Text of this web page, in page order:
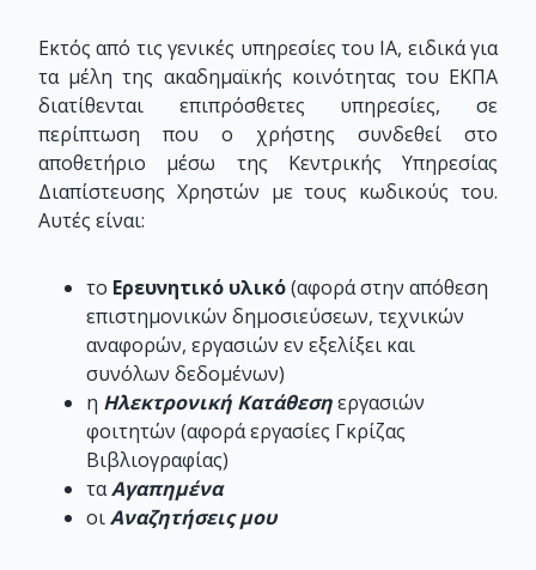
Εκτός από τις γενικές υπηρεσίες του ΙΑ, ειδικά για
τα μέλη της ακαδημαϊκής κοινότητας του ΕΚΠΑ
διατίθενται επιπρόσθετες υπηρεσίες, σε
περίπτωση που ο χρήστης συνδεθεί στο
αποθετήριο μέσω της Κεντρικής Υπηρεσίας
Διαπίστευσης Χρηστών με τους κωδικούς του.
Αυτές είναι:
το Ερευνητικό υλικό(αφορά στην απόθεση
επιστημονικών δημοσιεύσεων, τεχνικών
αναφορών, εργασιών εν εξελίξει και
συνόλων δεδομένων)
η Ηλεκτρονική Κατάθεσηεργασιών
φοιτητών (αφορά εργασίες Γκρίζας
Βιβλιογραφίας)
ταΑγαπημένα
οιΑναζητήσεις μου